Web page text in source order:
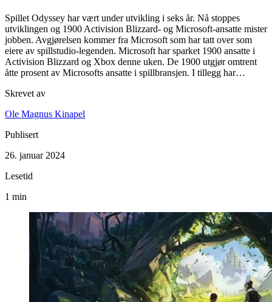
Spillet Odyssey har vært under utvikling i seks år. Nå stoppes
utviklingen og 1900 Activision Blizzard- og Microsoft-ansatte mister
jobben. Avgjørelsen kommer fra Microsoft som har tatt over som
eiere av spillstudio-legenden. Microsoft har sparket 1900 ansatte i
Activision Blizzard og Xbox denne uken. De 1900 utgjør omtrent
åtte prosent av Microsofts ansatte i spillbransjen. I tillegg har…
Skrevet av
Ole Magnus Kinapel
Publisert
26. januar 2024
Lesetid
1 min